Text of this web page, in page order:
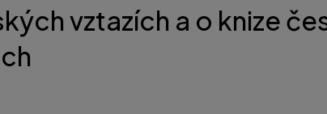
vztazích a o knize